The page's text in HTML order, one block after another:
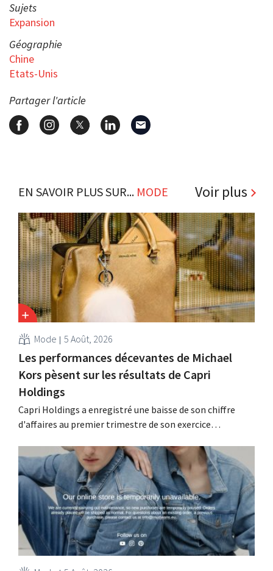
Sujets
Expansion
Géographie
Chine
Etats-Unis
Partager l'article
EN SAVOIR PLUS SUR... MODE Voir plus
Mode 5 Août, 2026
Les performances décevantes de Michael
Kors pèsent sur les résultats de Capri
Holdings
Capri Holdings a enregistré une baisse de son chiffre
d'affaires au premier trimestre de son exercice
performances décevantes de Michael Kors, malgré les
bons résultats de Jimmy Choo.